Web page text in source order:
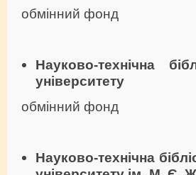
обмінний фонд
Науково-технічна
університету
обмінний фонд
Науково-технічна